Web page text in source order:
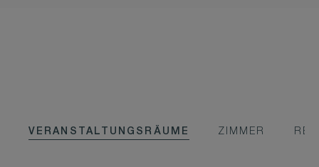
VERANSTALTUNGSRÄUME ZIMMER